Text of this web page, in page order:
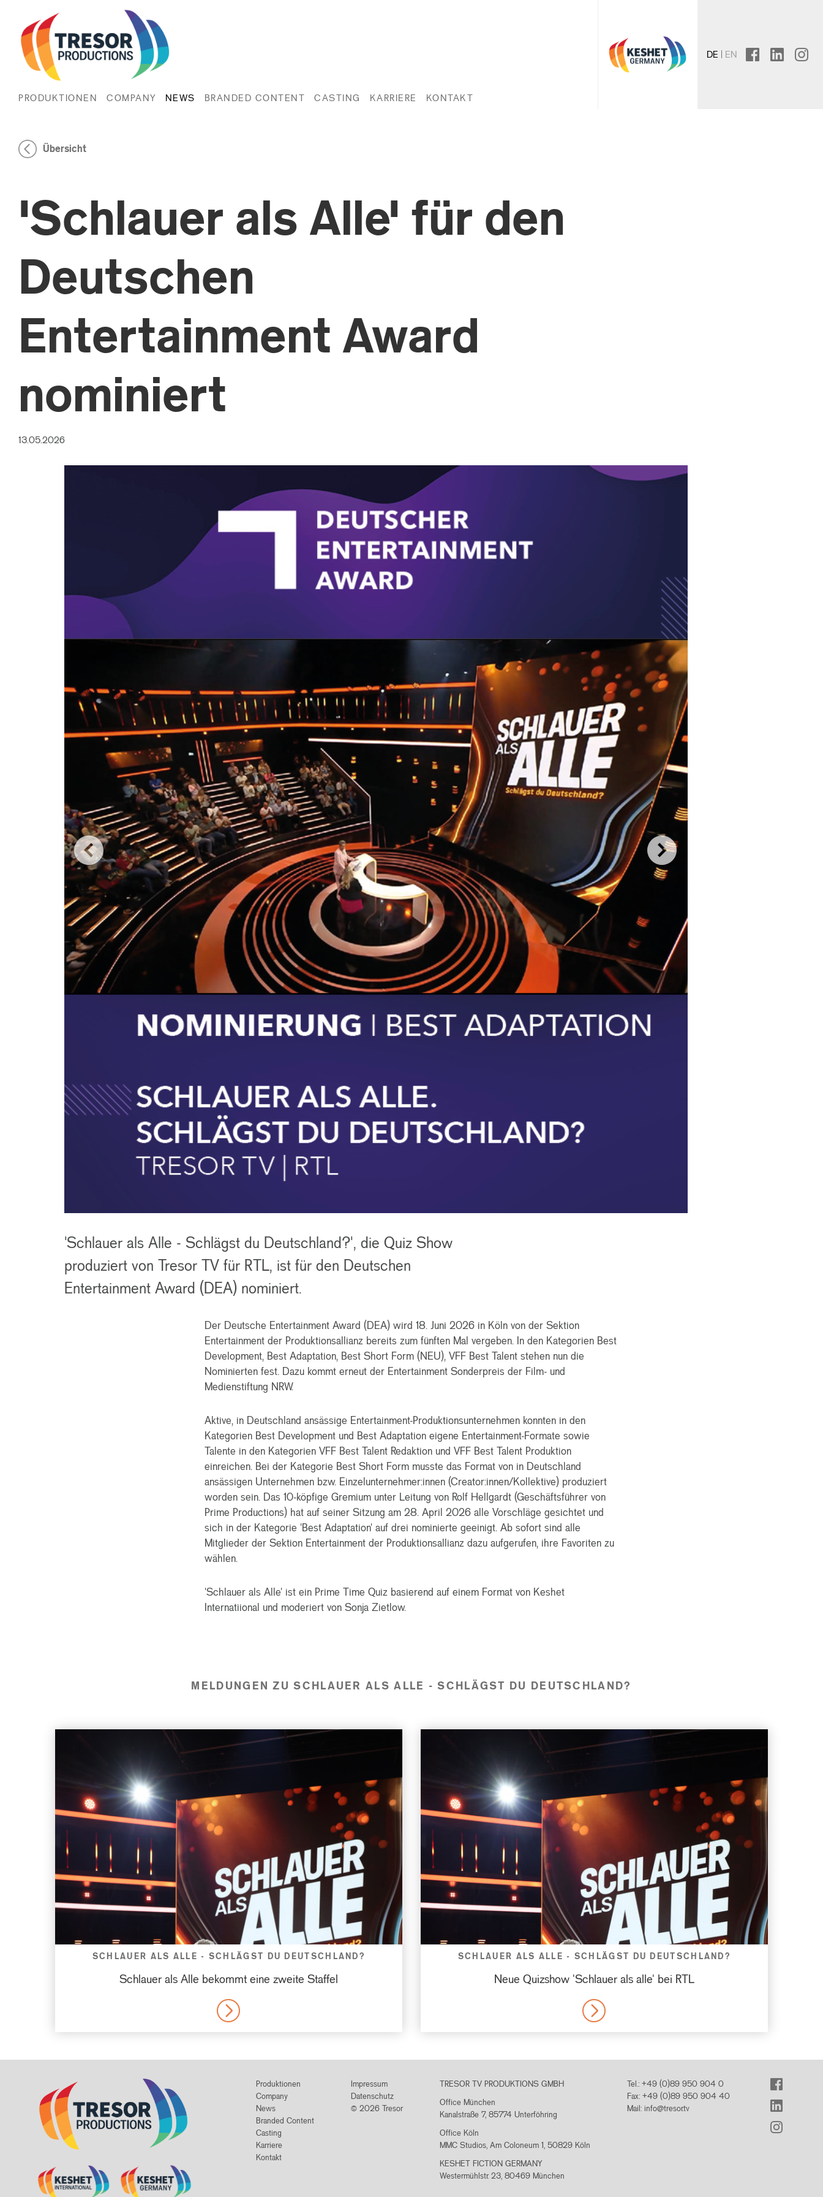
PRODUKTIONEN COMPANY NEWS BRANDED CONTENT CASTING KARRIERE KONTAKT
DE EN facebooklinkedin
Übersicht
'Schlauer als Alle' für den
Deutschen
Entertainment Award
nominiert
13.05.2026
'Schlauer als Alle - Schlägst du Deutschland?', die Quiz Show
produziert von Tresor TV für RTL, ist für den Deutschen
Entertainment Award (DEA) nominiert.
Der Deutsche Entertainment Award (DEA) wird 18. Juni 2026 in Köln von der Sektion
Entertainment der Produktionsallianz bereits zum fünften Mal vergeben. In den Kategorien Best
Development, Best Adaptation, Best Short Form (NEU), VFF Best Talent stehen nun die
Nominierten fest. Dazu kommt erneut der Entertainment Sonderpreis der Film- und
Medienstiftung NRW.
Aktive, in Deutschland ansässige Entertainment-Produktionsunternehmen konnten in den
Kategorien Best Development und Best Adaptation eigene Entertainment-Formate sowie
Talente in den Kategorien VFF Best Talent Redaktion und VFF Best Talent Produktion
einreichen. Bei der Kategorie Best Short Form musste das Format von in Deutschland
ansässigen Unternehmen bzw. Einzelunternehmer:innen (Creator:innen/Kollektive) produziert
worden sein. Das 10-köpfige Gremium unter Leitung von Rolf Hellgardt (Geschäftsführer von
Prime Productions) hat auf seiner Sitzung am 28. April 2026 alle Vorschläge gesichtet und
sich in der Kategorie 'Best Adaptation' auf drei nominierte geeinigt. Ab sofort sind alle
Mitglieder der Sektion Entertainment der Produktionsallianz dazu aufgerufen, ihre Favoriten zu
wählen.
'Schlauer als Alle' ist ein Prime Time Quiz basierend auf einem Format von Keshet
Internatiional und moderiert von Sonja Zietlow.
MELDUNGEN ZU SCHLAUER ALS ALLE - SCHLÄGST DU DEUTSCHLAND?
SCHLAUER ALS ALLE - SCHLÄGST DU DEUTSCHLAND?
Schlauer als Alle bekommt eine zweite Staffel
MORE
SCHLAUER ALS ALLE - SCHLÄGST DU DEUTSCHLAND?
Neue Quizshow 'Schlauer als alle' bei RTL
MORE
Produktionen
Company
News
Branded Content
Casting
Karriere
Kontakt
Impressum
Datenschutz
© 2026 Tresor
TRESOR TV PRODUKTIONS GMBH
Office München
Kanalstraße 7, 85774 Unterföhring
Office Köln
MMC Studios, Am Coloneum 1, 50829 Köln
KESHET FICTION GERMANY
Westermühlstr. 23, 80469 München
Tel.: +49 (0)89 950 904 0
Fax: +49 (0)89 950 904 40
Mail: info@tresor.tv
facebook
linkedin
instagram